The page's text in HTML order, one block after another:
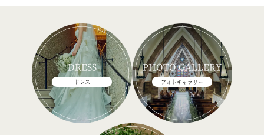
DRESS
ドレス
PHOTO GALLERY
フォトギャラリー